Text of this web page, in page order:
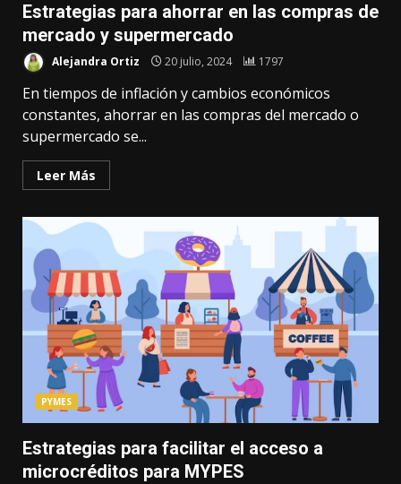
Estrategias para ahorrar en las compras de
mercado y supermercado
Alejandra Ortiz 20 julio, 2024 1797
En tiempos de inflación y cambios económicos
constantes, ahorrar en las compras del mercado o
supermercado se...
Leer Más
PYMES
Estrategias para facilitar el acceso a
microcréditos para MYPES